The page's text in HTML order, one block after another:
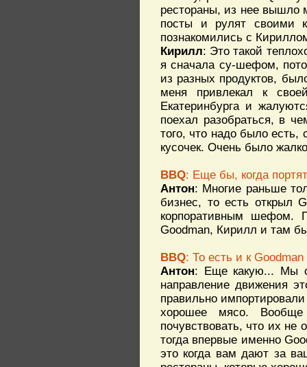
рестораны, из нее вышло
посты и рулят своими
познакомились с
Кирилл: Это такой
я сначала су-шефом,
из разных продуктов,
меня привлекал к
Екатеринбурга и
поехал разобраться, в
того, что надо было есть,
кусочек. Очень было
BBQ: Еще бы, когда
Антон: Многие раньше
бизнес, то есть открыл
корпоративным шефом.
Goodman, Кирилл и там
BBQ: То есть и к
Антон: Еще какую... Мы
направление движения
правильно
хорошее мясо.
почувствовать, что их
тогда впервые именно
это когда вам дают за